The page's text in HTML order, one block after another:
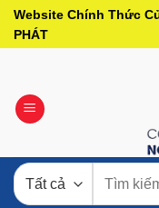
Bỏ
qua
Website Chính Thức
PHÁT
kiếm: